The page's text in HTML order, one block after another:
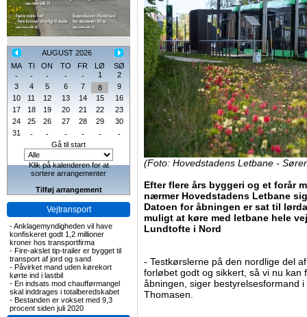
AUGUST 2026
MA
TI ON TO FR LØ
SØ
-
- - - - 1
2
3
4 5 6 7 8
9
10
11 12 13 14 15
16
17
18 19 20 21 22
23
24
25 26 27 28 29
30
31
- - - - -
-
Gå til start
Klik på kalenderen for at
sortere arrangementer
Tilføj arrangement
Vejtransport
-Anklagemyndigheden vil have
konfiskeret godt 1,2 millioner
kroner hos transportfirma
- Fire-akslet tip-trailer er bygget til
transport af jord og sand
- Påvirket mand uden kørekort
kørte ind i lastbil
- En indsats mod chaufførmangel
skal inddrages i totalberedskabet
- Bestanden er vokset med 9,3
procent siden juli 2020
(Foto: Hovedstadens Letbane -
Efter flere års byggeri og et forår
nærmer Hovedstadens Letbane
Datoen for åbningen er sat til
muligt at køre med letbane hele
Lundtofte i Nord
- Testkørslerne på den nordlige del
forløbet godt og sikkert, så vi nu
åbningen, siger bestyrelsesformand
Thomasen.